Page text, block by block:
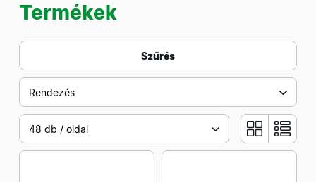
Termékek
Szűrés
Rendezés
48 db / oldal